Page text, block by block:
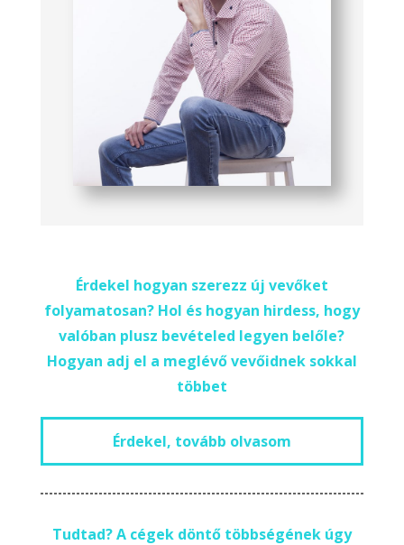
Érdekel hogyan szerezz új vevőket
folyamatosan? Hol és hogyan hirdess, hogy
valóban plusz bevételed legyen belőle?
Hogyan adj el a meglévő vevőidnek sokkal
többet
Érdekel, tovább olvasom
Tudtad? A cégek döntő többségének úgy